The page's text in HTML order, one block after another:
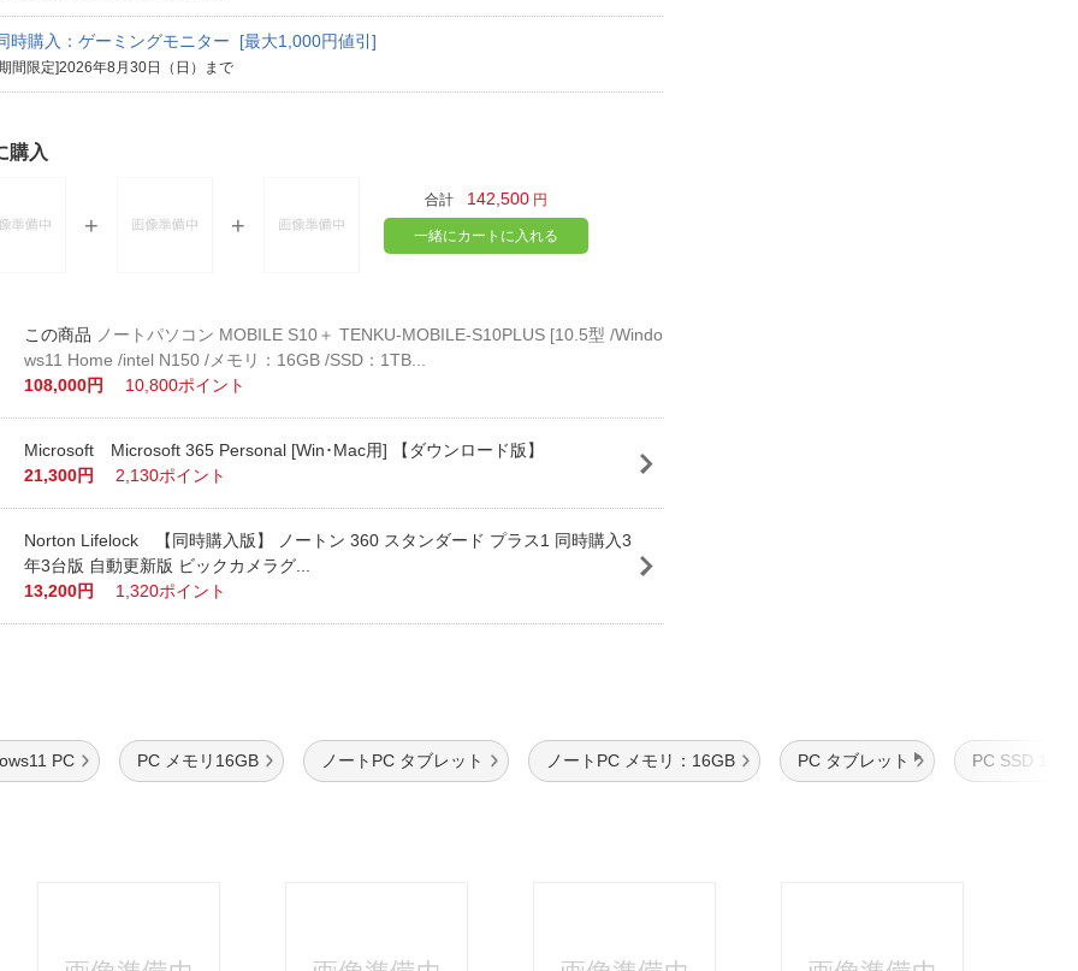
時購入：ゲーミングモニター [最大1,000円値引]
間限定]2026年8月30日（日）まで
購入
合計 142,500 円
一緒にカートに入れる
ノートパソコン MOBILE S10＋ TENKU-MOBILE-S10PLUS [10.5型 /Windo
ws11 Home /intel N150 /メモリ：16GB /SSD：1TB...
108,000円
10,800ポイント
Microsoft Microsoft 365 Personal [Win･Mac用] 【ダウンロード版】
21,300円
2,130ポイント
Norton Lifelock 【同時購入版】 ノートン 360 スタンダード プラス1 同時購入3
年3台版 自動更新版 ビックカメラグ...
13,200円
1,320ポイント
PC PC メモリ16GB ノートPC タブレット ノートPC メモリ：16GB PC タブレット PC SSD 1TB